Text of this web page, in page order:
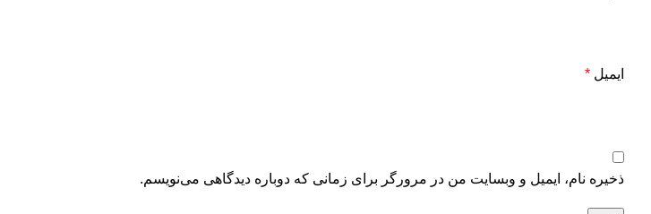
ایمیل *
ذخیره نام، ایمیل و وبسایت من در مرورگر برای زمانی که دوباره دیدگاهی می‌نویسم.